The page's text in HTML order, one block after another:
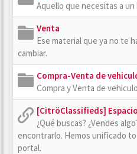
Aquello que necesitas a
Venta
Ese material que ya no te
cambiar.
Compra-Venta de
Compra y Venta de
[CitröClassifieds]
¿Qué buscas? ¿Vendes
encontrarlo. Hemos unificado
portal.